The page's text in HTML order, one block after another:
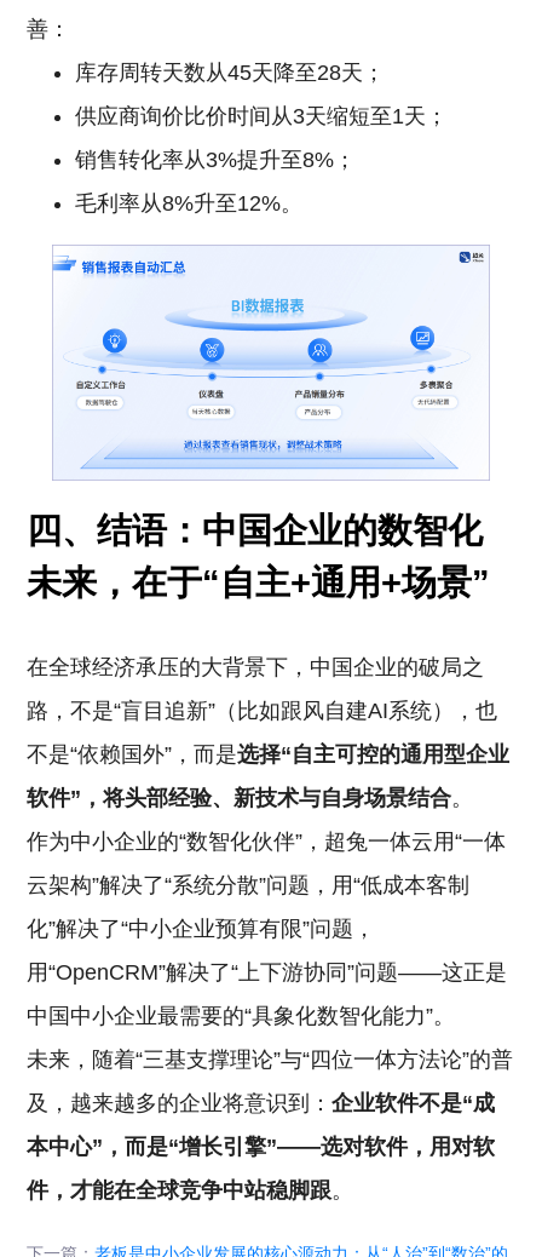
善：
库存周转天数从45天降至28天；
供应商询价比价时间从3天缩短至1天；
销售转化率从3%提升至8%；
毛利率从8%升至12%。
四、结语：中国企业的数智化
未来，在于“自主+通用+场景”
在全球经济承压的大背景下，中国企业的破局之
路，不是“盲目追新”（比如跟风自建AI系统），也
不是“依赖国外”，而是选择“自主可控的通用型企业
软件”，将头部经验、新技术与自身场景结合。
作为中小企业的“数智化伙伴”，超兔一体云用“一体
云架构”解决了“系统分散”问题，用“低成本客制
化”解决了“中小企业预算有限”问题，
用“OpenCRM”解决了“上下游协同”问题——这正是
中国中小企业最需要的“具象化数智化能力”。
未来，随着“三基支撑理论”与“四位一体方法论”的普
及，越来越多的企业将意识到：企业软件不是“成
本中心”，而是“增长引擎”——选对软件，用对软
件，才能在全球竞争中站稳脚跟。